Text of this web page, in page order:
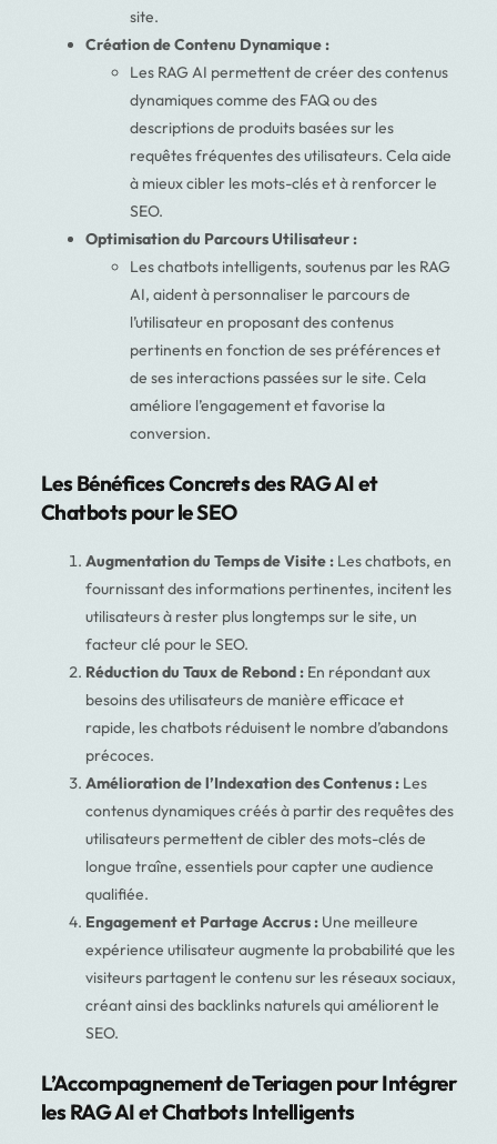
site.
Création de Contenu Dynamique :
Les RAG AI permettent de créer des contenus
dynamiques comme des FAQ ou des
descriptions de produits basées sur les
requêtes fréquentes des utilisateurs. Cela aide
à mieux cibler les mots-clés et à renforcer le
SEO.
Optimisation du Parcours Utilisateur :
Les chatbots intelligents, soutenus par les RAG
AI, aident à personnaliser le parcours de
l’utilisateur en proposant des contenus
pertinents en fonction de ses préférences et
de ses interactions passées sur le site. Cela
améliore l’engagement et favorise la
conversion.
Les Bénéfices Concrets des RAG AI et
Chatbots pour le SEO
Augmentation du Temps de Visite :Les chatbots, en
fournissant des informations pertinentes, incitent les
utilisateurs à rester plus longtemps sur le site, un
facteur clé pour le SEO.
Réduction du Taux de Rebond :En répondant aux
besoins des utilisateurs de manière efficace et
rapide, les chatbots réduisent le nombre d’abandons
précoces.
Amélioration de l’Indexation des Contenus :Les
contenus dynamiques créés à partir des requêtes des
utilisateurs permettent de cibler des mots-clés de
longue traîne, essentiels pour capter une audience
qualifiée.
Engagement et Partage Accrus :Une meilleure
expérience utilisateur augmente la probabilité que les
visiteurs partagent le contenu sur les réseaux sociaux,
créant ainsi des backlinks naturels qui améliorent le
SEO.
L’Accompagnement de Teriagen pour Intégrer
les RAG AI et Chatbots Intelligents